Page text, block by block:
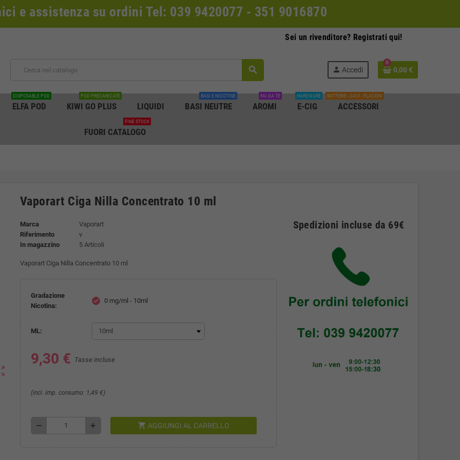
e assistenza su ordini Tel: 039 9420077 - 351 9016870
Sei un rivenditore? Registrati qui!
search person Accedi
0
0,00 €
ELFA POD
DISPOSABLE POD
KIWI GO PLUS
POD PRECARICATE
LIQUIDI BASI NEUTRE
BASI E NICOTINE
AROMI
FAI DA TE
E-CIG
HARDWARE
ACCESSORI
BATTERIE - CAVI - FLACONI
FUORI CATALOGO
FINE STOCK
Vaporart Ciga Nilla Concentrato 10 ml
Marca
Vaporart
Riferimento
v
In magazzino
5 Articoli
Vaporart Ciga Nilla Concentrato 10 ml
Gradazione
Nicotina:
check 0 mg/ml - 10ml
ML:
9,30 € Tasse incluse
(incl. imp. consumo: 1,49 €)
remove add shopping_cart AGGIUNGI AL CARRELLO
Spedizioni incluse da 69€